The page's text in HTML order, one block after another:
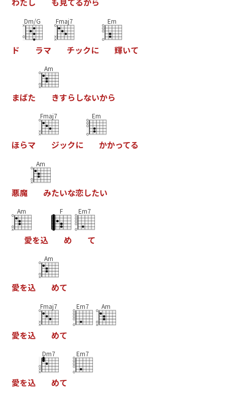
ド
Dm/G
ラマ
Fmaj7
チックに
Em
輝いて
まばた
Am
きすら しないから
ほらマ
Fmaj7
ジックに
Em
かかってる
悪魔
Am
みたいな恋したい
Am
愛を込
F
め
Em7
て
愛を込
Am
めて
愛を込
Fmaj7
めて
Em7 Am
愛を込
Dm7
めて
Em7